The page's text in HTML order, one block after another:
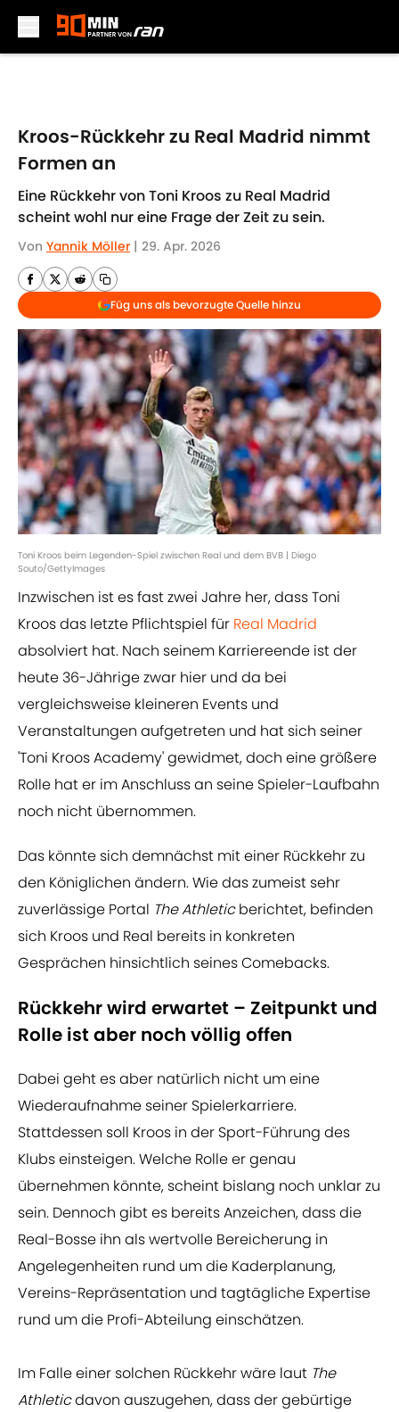
Kroos-Rückkehr zu Real Madrid nimmt
Formen an
Eine Rückkehr von Toni Kroos zu Real Madrid
scheint wohl nur eine Frage der Zeit zu sein.
Von Yannik Möller | 29. Apr. 2026
Füg uns als bevorzugte Quelle hinzu
Toni Kroos beim Legenden-Spiel zwischen Real und dem BVB | Diego
Souto/GettyImages
Inzwischen ist es fast zwei Jahre her, dass Toni
Kroos das letzte Pflichtspiel für Real Madrid
absolviert hat. Nach seinem Karriereende ist der
heute 36-Jährige zwar hier und da bei
vergleichsweise kleineren Events und
Veranstaltungen aufgetreten und hat sich seiner
'Toni Kroos Academy' gewidmet, doch eine größere
Rolle hat er im Anschluss an seine Spieler-Laufbahn
noch nicht übernommen.
Das könnte sich demnächst mit einer Rückkehr zu
den Königlichen ändern. Wie das zumeist sehr
zuverlässige Portal The Athleticberichtet, befinden
sich Kroos und Real bereits in konkreten
Gesprächen hinsichtlich seines Comebacks.
Rückkehr wird erwartet – Zeitpunkt und
Rolle ist aber noch völlig offen
Dabei geht es aber natürlich nicht um eine
Wiederaufnahme seiner Spielerkarriere.
Stattdessen soll Kroos in der Sport-Führung des
Klubs einsteigen. Welche Rolle er genau
übernehmen könnte, scheint bislang noch unklar zu
sein. Dennoch gibt es bereits Anzeichen, dass die
Real-Bosse ihn als wertvolle Bereicherung in
Angelegenheiten rund um die Kaderplanung,
Vereins-Repräsentation und tagtägliche Expertise
rund um die Profi-Abteilung einschätzen.
Im Falle einer solchen Rückkehr wäre laut The
Athleticdavon auszugehen, dass der gebürtige